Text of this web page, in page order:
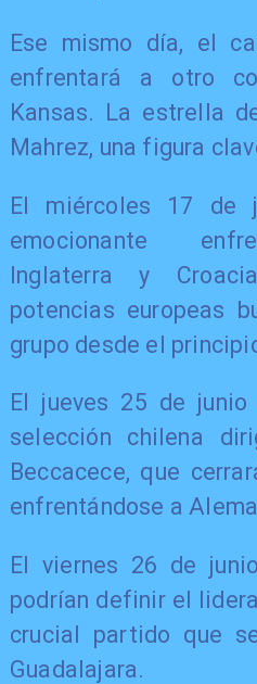
Ese mismo día, el
enfrentará a otro
Kansas. La estrella
Mahrez, una figura
El miércoles 17 de
emocionante
Inglaterra y
potencias europeas
grupo desde el
El jueves 25 de
selección chilena
Beccacece, que
enfrentándose a
El viernes 26 de
podrían definir el
crucial partido que
Guadalajara.